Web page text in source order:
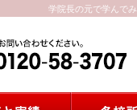
学院長の元で学んで